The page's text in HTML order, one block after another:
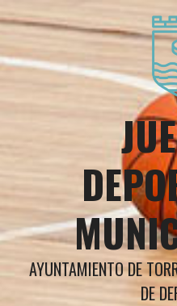
al
AYUNTAMIENTO DE
DE